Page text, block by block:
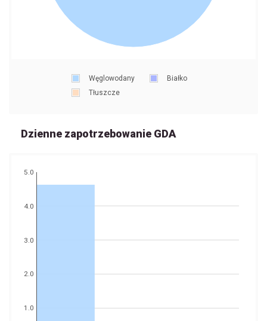
Węglowodany
Białko
Tłuszcze
Dzienne zapotrzebowanie GDA
1.0
2.0
3.0
4.0
5.0